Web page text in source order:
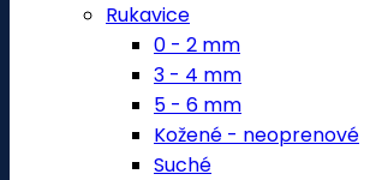
Rukavice
0 - 2 mm
3 - 4 mm
5 - 6 mm
Kožené - neoprenové
Suché